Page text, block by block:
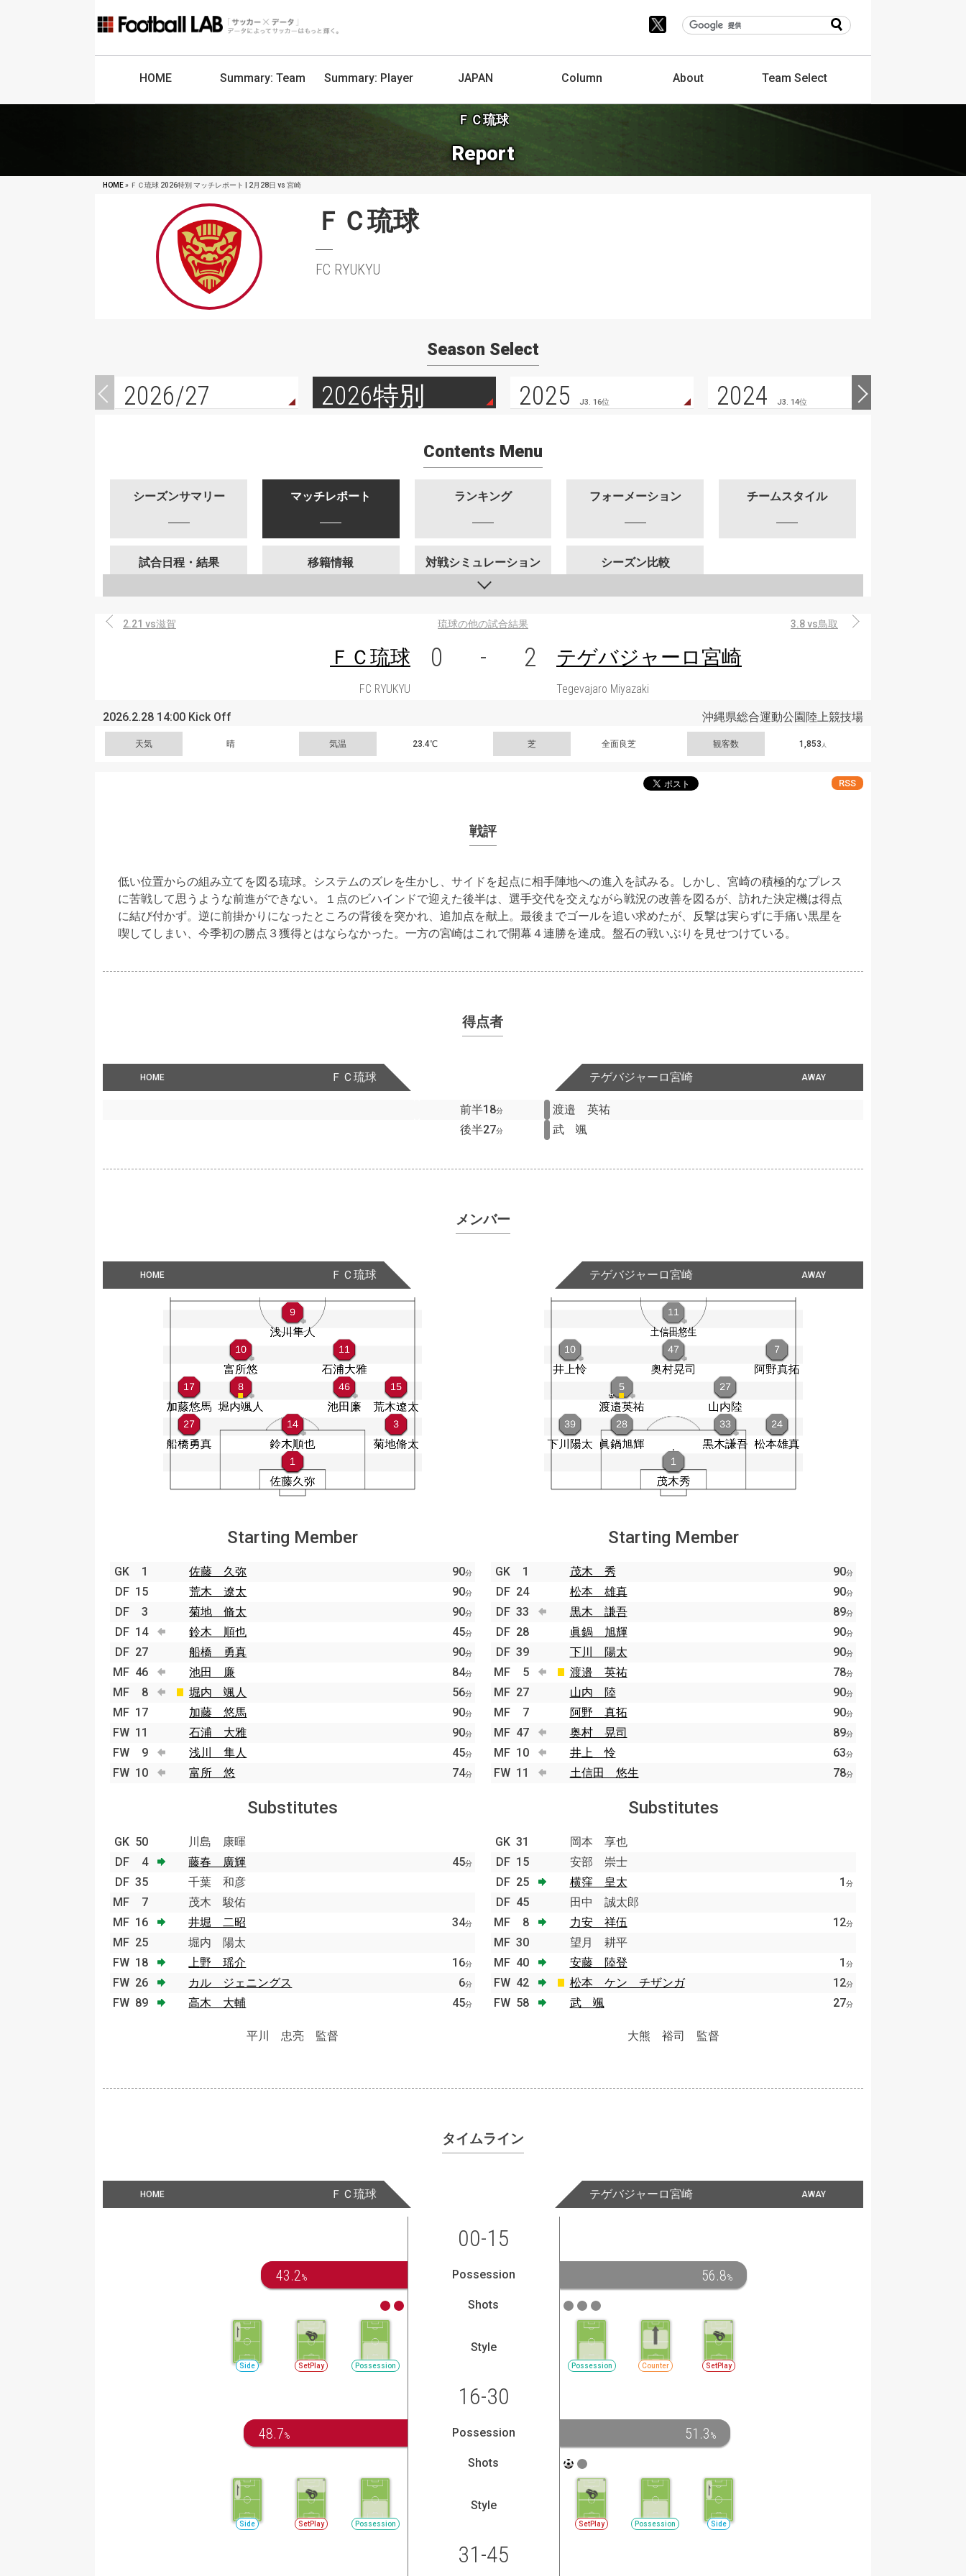
HOME Summary: Team Summary: Player JAPAN Column About TeamSelect
ＦＣ琉球
Report
HOME» ＦＣ琉球 2026特別 マッチレポート | 2月28日 vs 宮崎
ＦＣ琉球
FC RYUKYU
Season Select
2026/27 2026特別 2025 J3. 16位 2024 J3. 14位
Contents Menu
シーズンサマリー マッチレポート ランキング フォーメーション チームスタイル
試合日程・結果 移籍情報 対戦シミュレーション シーズン比較
2.21 vs滋賀 琉球の他の試合結果 3.8 vs鳥取
ＦＣ琉球 0 - 2 テゲバジャーロ宮崎
FC RYUKYU Tegevajaro Miyazaki
2026.2.28 14:00 Kick Off 沖縄県総合運動公園陸上競技場
天気 晴 気温 23.4℃ 芝 全面良芝 観客数 1,853 人
RSS
戦評
低い位置からの組み立てを図る琉球。システムのズレを生かし、サイドを起点に相手陣地への進入を試みる。しかし、宮崎の積極的なプレス
に苦戦して思うような前進ができない。１点のビハインドで迎えた後半は、選手交代を交えながら戦況の改善を図るが、訪れた決定機は得点
に結び付かず。逆に前掛かりになったところの背後を突かれ、追加点を献上。最後までゴールを追い求めたが、反撃は実らずに手痛い黒星を
喫してしまい、今季初の勝点３獲得とはならなかった。一方の宮崎はこれで開幕４連勝を達成。盤石の戦いぶりを見せつけている。
得点者
HOME ＦＣ琉球 AWAY
テゲバジャーロ宮崎
前半18分
渡邉 英祐
後半27分 武 颯
メンバー
HOME ＦＣ琉球 AWAY
テゲバジャーロ宮崎
Starting Member
GK 1 佐藤 久弥 90分
DF 15 荒木 遼太 90分
DF 3 菊地 脩太 90分
DF 14 鈴木 順也 45分
DF 27 船橋 勇真 90分
MF 46 池田 廉 84分
MF 8 堀内 颯人 56分
MF 17 加藤 悠馬 90分
FW 11 石浦 大雅 90分
FW 9 浅川 隼人 45分
FW 10 富所 悠 74分
Substitutes
GK 50
川島 康暉
DF
4 藤春 廣輝 45分
DF 35
千葉 和彦
MF
7
茂木 駿佑
MF 16 井堀 二昭 34分
MF 25
堀内 陽太
FW 18 上野 瑶介 16分
FW 26 カル ジェニングス 6分
FW 89 高木 大輔 45分
平川 忠亮 監督
Starting Member
GK 1 茂木 秀 90分
DF 24 松本 雄真 90分
DF 33 黒木 謙吾 89分
DF 28 眞鍋 旭輝 90分
DF 39 下川 陽太 90分
MF 5 渡邉 英祐 78分
MF 27 山内 陸 90分
MF 7 阿野 真拓 90分
MF 47 奥村 晃司 89分
MF 10 井上 怜 63分
FW 11 土信田 悠生 78分
Substitutes
GK 31
岡本 享也
DF 15
安部 崇士
DF 25 横窪 皇太 1 分
DF 45
田中 誠太郎
MF
8 力安 祥伍 12分
MF 30
望月 耕平
MF 40 安藤 陸登 1 分
FW 42 松本 ケン チザンガ 12分
FW 58 武 颯 27分
大熊 裕司 監督
タイムライン
HOME ＦＣ琉球 AWAY
テゲバジャーロ宮崎
00-15
43.2% Possession 56.8%
Shots
Possession
SetPlay
Side
Style
Possession Counter SetPlay
16-30
48.7% Possession 51.3 %
Shots
Possession
SetPlay
Side
Style
SetPlay Possession Side
31-45